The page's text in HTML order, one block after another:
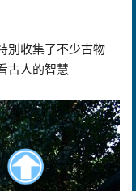
別收集了不少古物
古人的智慧